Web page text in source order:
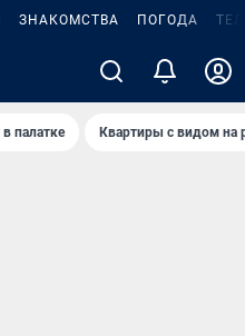
ЗНАКОМСТВА ПОГОДА
палатке Квартиры с видом на